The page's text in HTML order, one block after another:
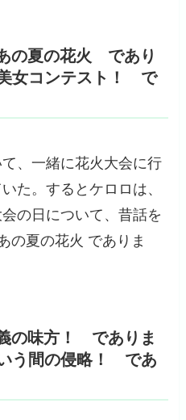
の夏の花火 であり
女コンテスト！ で
、一緒に花火大会に行
た。するとケロロは、
の日について、昔話を
の夏の花火 でありま
の味方！ でありま
う間の侵略！ であ